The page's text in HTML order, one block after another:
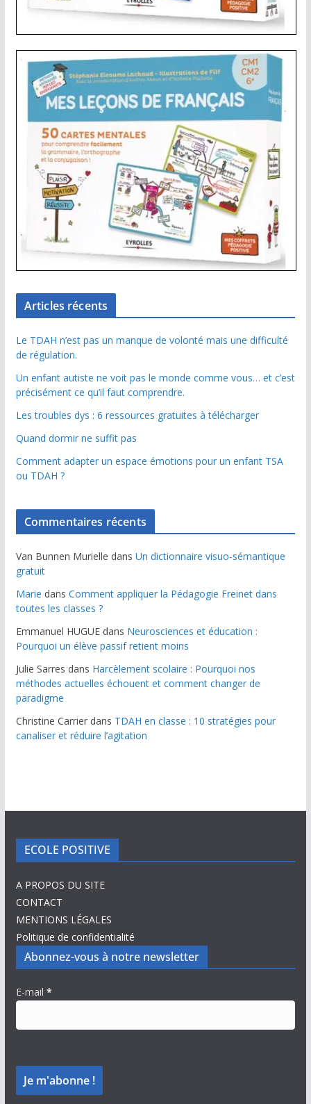
Articles récents
Le TDAH n’est pas un manque de volonté mais une difficulté
de régulation.
Un enfant autiste ne voit pas le monde comme vous… et c’est
précisément ce qu’il faut comprendre.
Les troubles dys : 6 ressources gratuites à télécharger
Quand dormir ne suffit pas
Comment adapter un espace émotions pour un enfant TSA
ou TDAH ?
Commentaires récents
Van Bunnen Murielle dans Un dictionnaire visuo-sémantique
gratuit
Marie dans Comment appliquer la Pédagogie Freinet dans
toutes les classes ?
Emmanuel HUGUEdans Neurosciences et éducation :
Pourquoi un élève passif retient moins
Julie Sarres dans Harcèlement scolaire : Pourquoi nos
méthodes actuelles échouent et comment changer de
paradigme
Christine Carrierdans TDAH en classe : 10 stratégies pour
canaliser et réduire l’agitation
ECOLE POSITIVE
A PROPOS DU SITE
CONTACT
MENTIONS LÉGALES
Politique de confidentialité
Abonnez-vous à notre newsletter
E-mail *